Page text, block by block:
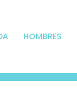
HOMBRES